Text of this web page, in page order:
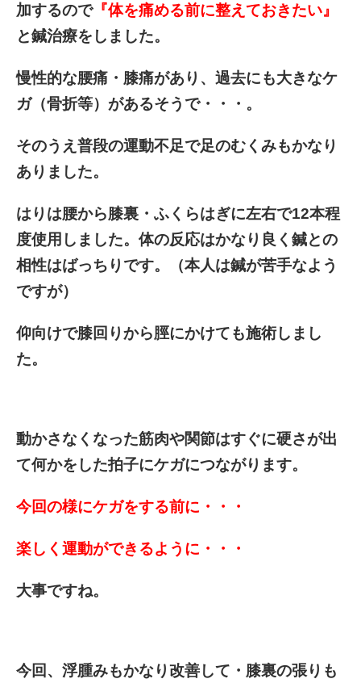
加するので『体を痛める前に整えておきたい』
と鍼治療をしました。
慢性的な腰痛・膝痛があり、過去にも大きなケ
ガ（骨折等）があるそうで・・・。
そのうえ普段の運動不足で足のむくみもかなり
ありました。
はりは腰から膝裏・ふくらはぎに左右で12本程
度使用しました。体の反応はかなり良く鍼との
相性はばっちりです。（本人は鍼が苦手なよう
ですが）
仰向けで膝回りから脛にかけても施術しまし
た。
動かさなくなった筋肉や関節はすぐに硬さが出
て何かをした拍子にケガにつながります。
今回の様にケガをする前に・・・
楽しく運動ができるように・・・
大事ですね。
今回、浮腫みもかなり改善して・膝裏の張りも